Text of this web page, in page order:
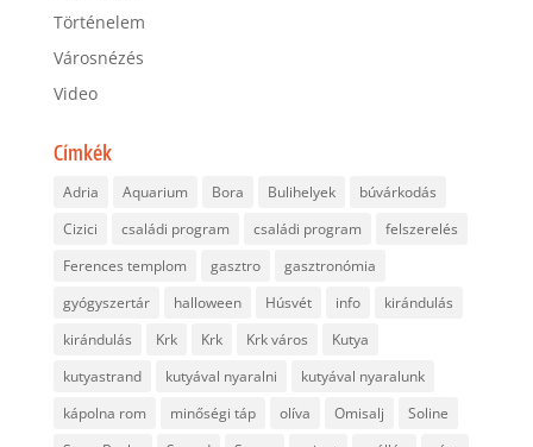
Történelem
Városnézés
Video
Címkék
Adria Aquarium Bora Bulihelyek
búvárkodás
Cizici
családi program családi program
felszerelés
Ferences templom
gasztro
gasztronómia
gyógyszertár
halloween Húsvét info
kirándulás
kirándulás
Krk Krk Krk város
Kutya
kutyastrand
kutyával nyaralni
kutyával nyaralunk
kápolna rom
minőségi táp olíva Omisalj
Soline